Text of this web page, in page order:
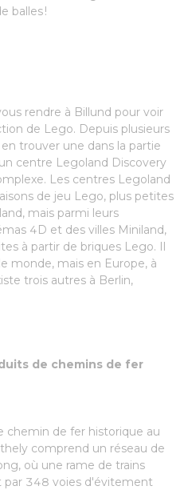
balles !
rendre à Billund pour voir
de Lego. Depuis plusieurs
trouver une dans la partie
centre Legoland Discovery
Les centres Legoland
de jeu Lego, plus petites
mais parmi leurs
4D et des villes Miniland,
à partir de briques Lego. Il
monde, mais en Europe, à
trois autres à Berlin,
de chemins de fer
chemin de fer historique au
comprend un réseau de
où une rame de trains
par 348 voies d'évitement